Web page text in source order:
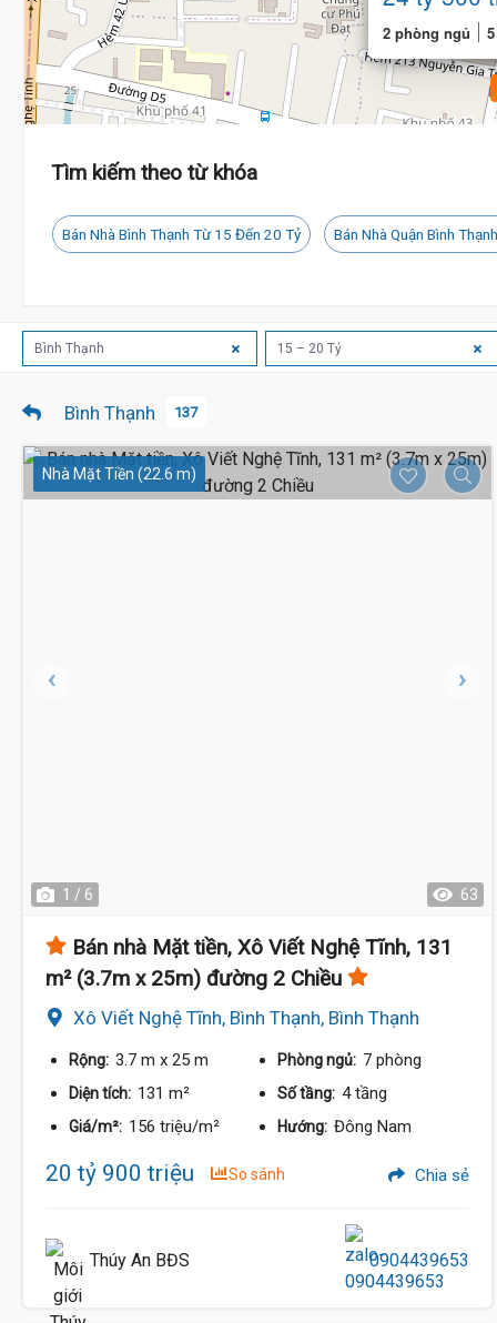
2 phòng ngủ
Tìm kiếm theo từ khóa
Bán Nhà Bình Thạnh Từ 15 Đến 20 Tỷ Bán Nhà Quận Bình
Bình Thạnh 15 – 20 Tỷ
Bình Thạnh 137
Nhà Mặt Tiền (22.6 m)
1 / 6 63
Bán nhà Mặt tiền, Xô Viết Nghệ Tĩnh, 131
m² (3.7m x 25m) đường 2 Chiều
Xô Viết Nghệ Tĩnh, Bình Thạnh, Bình Thạnh
Rộng: 3.7 m x 25 m Phòng ngủ: 7 phòng
Diện tích: 131 m² Số tầng: 4 tầng
Giá/m²: 156 triệu/m² Hướng: Đông Nam
20 tỷ 900 triệu So sánh Chia sẻ
Thúy An BĐS 0904439653